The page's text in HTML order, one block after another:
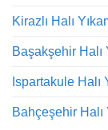
Kirazlı Halı
Başakşehir Halı
Ispartakule Halı
Bahçeşehir Halı